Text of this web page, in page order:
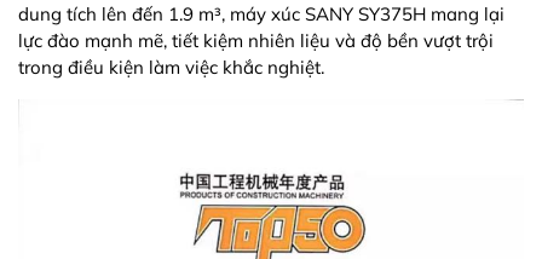
dung tích lên đến 1.9 m³, máy xúc SANY SY375H mang lại
lực đào mạnh mẽ, tiết kiệm nhiên liệu và độ bền vượt trội
trong điều kiện làm việc khắc nghiệt.